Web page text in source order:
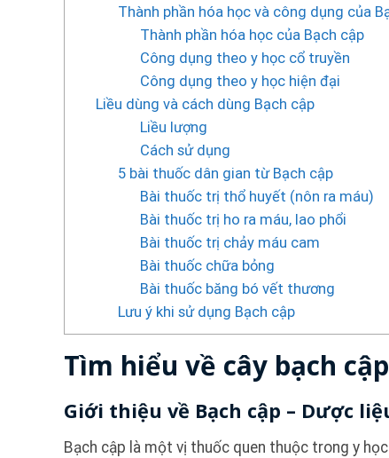
Thành phần hóa học và công dụng của
Thành phần hóa học của Bạch cập
Công dụng theo y học cổ truyền
Công dụng theo y học hiện đại
Liều dùng và cách dùng Bạch cập
Liều lượng
Cách sử dụng
5 bài thuốc dân gian từ Bạch cập
Bài thuốc trị thổ huyết (nôn ra máu)
Bài thuốc trị ho ra máu, lao phổi
Bài thuốc trị chảy máu cam
Bài thuốc chữa bỏng
Bài thuốc băng bó vết thương
Lưu ý khi sử dụng Bạch cập
Tìm hiểu về cây bạch
Giới thiệu về Bạch cập – Dược
Bạch cập là một vị thuốc quen thuộc trong y